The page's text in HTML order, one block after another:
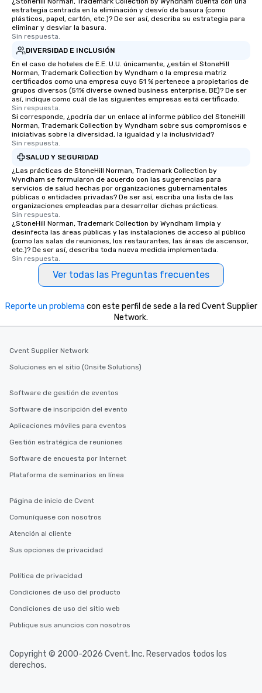
estrategia centrada en la eliminación y desvío de basura (como
plásticos, papel, cartón, etc.)? De ser así, describa su estrategia para
eliminar y desviar la basura.
Sin respuesta.
DIVERSIDAD E INCLUSIÓN
En el caso de hoteles de E.E. U.U. únicamente, ¿están el StoneHill
Norman, Trademark Collection by Wyndham o la empresa matriz
certificados como una empresa cuyo 51 % pertenece a propietarios de
grupos diversos (51% diverse owned business enterprise, BE)? De ser
así, indique como cuál de las siguientes empresas está certificado.
Sin respuesta.
Si corresponde, ¿podría dar un enlace al informe público del StoneHill
Norman, Trademark Collection by Wyndham sobre sus compromisos e
iniciativas sobre la diversidad, la igualdad y la inclusividad?
Sin respuesta.
SALUD Y SEGURIDAD
¿Las prácticas de StoneHill Norman, Trademark Collection by
Wyndham se formularon de acuerdo con las sugerencias para
servicios de salud hechas por organizaciones gubernamentales
públicas o entidades privadas? De ser así, escriba una lista de las
organizaciones empleadas para desarrollar dichas prácticas.
Sin respuesta.
¿StoneHill Norman, Trademark Collection by Wyndham limpia y
desinfecta las áreas públicas y las instalaciones de acceso al público
(como las salas de reuniones, los restaurantes, las áreas de ascensor,
etc.)? De ser así, describa toda nueva medida implementada.
Sin respuesta.
Ver todas las Preguntas frecuentes
Reporte un problema con este perfil de sede a la red Cvent Supplier
Network.
Cvent Supplier Network
Soluciones en el sitio (Onsite Solutions)
Software de gestión de eventos
Software de inscripción del evento
Aplicaciones móviles para eventos
Gestión estratégica de reuniones
Software de encuesta por Internet
Plataforma de seminarios en línea
Página de inicio de Cvent
Comuníquese con nosotros
Atención al cliente
Sus opciones de privacidad
Política de privacidad
Condiciones de uso del producto
Condiciones de uso del sitio web
Publique sus anuncios con nosotros
Copyright © 2000-2026 Cvent, Inc. Reservados todos los
derechos.